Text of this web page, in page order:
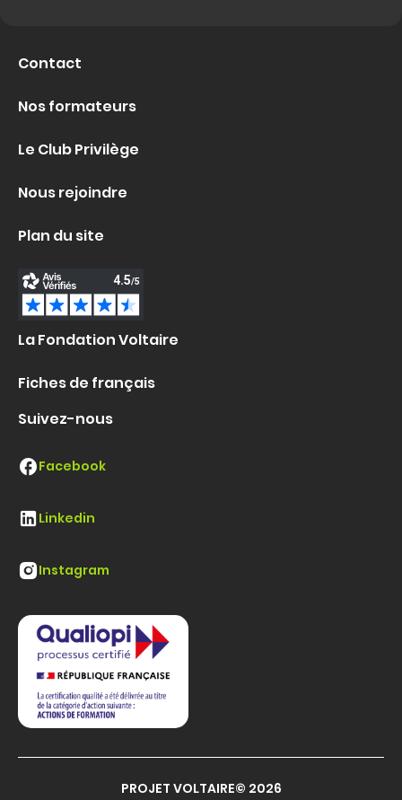
Contact
Nos formateurs
Le Club Privilège
Nous rejoindre
Plan du site
La Fondation Voltaire
Fiches de français
Suivez-nous
Facebook
Linkedin
Instagram
PROJET VOLTAIRE© 2026